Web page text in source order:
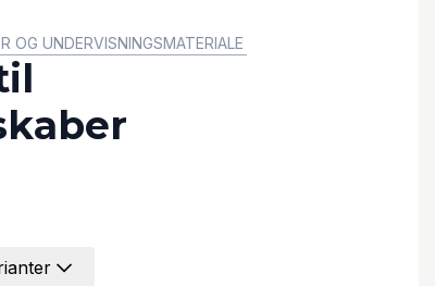
OG UNDERVISNINGSMATERIALE